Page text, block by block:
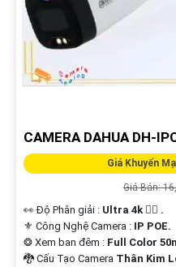
CAMERA DAHUA DH-
Giá Khuyến
Giá Bán:
👀 Độ Phân giải : Ultra 4k 👍🏾 .
⚜️ Công Nghệ Camera : IP POE.
❂ Xem ban đêm : Full Color
🐉️ Cấu Tạo Camera Thân Kim